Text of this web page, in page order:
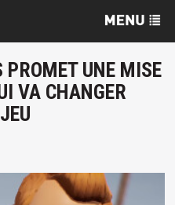
UNE MISE
VA CHANGER